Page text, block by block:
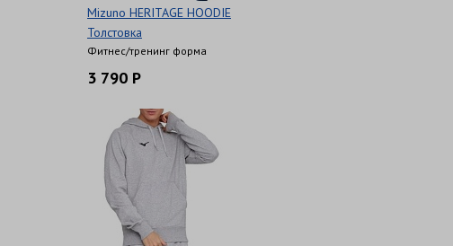
Mizuno HERITAGE HOODIE
Толстовка
Фитнес/тренинг форма
3 790 Р